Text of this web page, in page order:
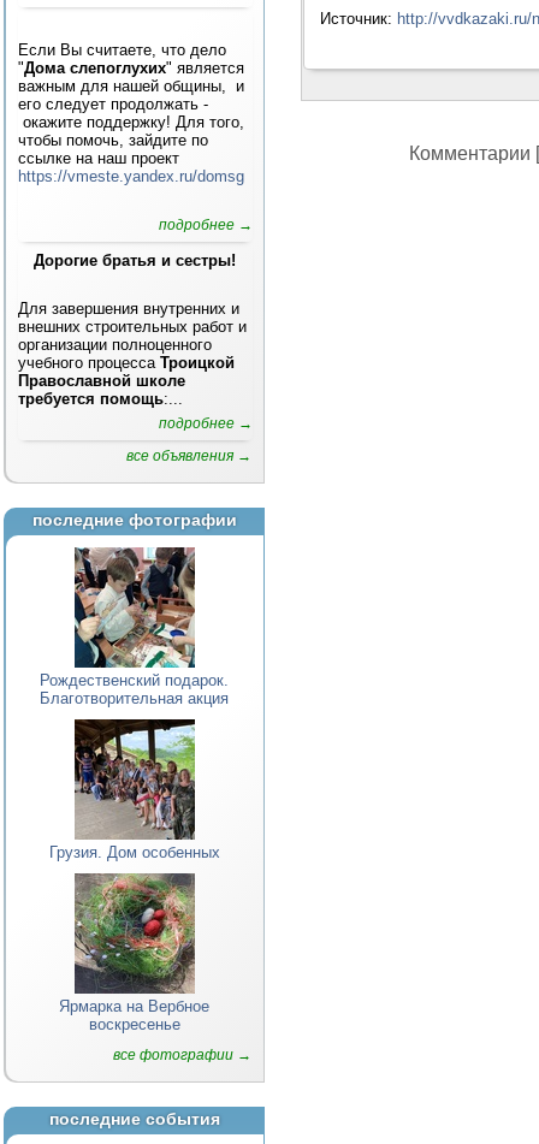
Если Вы считаете, что дело
"Дома слепоглухих" является
важным для нашей общины, и
его следует продолжать -
окажите поддержку! Для того,
чтобы помочь, зайдите по
ссылке на наш проект
https://vmeste.yandex.ru/domsg
подробнее →
Дорогие братья и сестры!
Для завершения внутренних и
внешних строительных работ и
организации полноценного
учебного процесса Троицкой
Православной школе
требуется помощь:...
подробнее →
все объявления →
последние фотографии
Рождественский подарок.
Благотворительная акция
Грузия. Дом особенных
Ярмарка на Вербное
воскресенье
все фотографии →
последние события
Источник: http://vvdkazaki.ru/
Комментарии